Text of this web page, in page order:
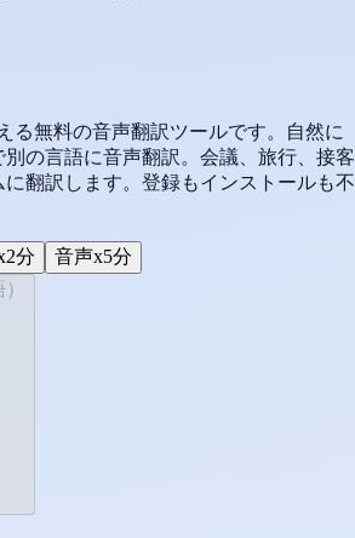
る無料の音声翻訳ツールです。自然に
の言語に音声翻訳。会議、旅行、接客
翻訳します。登録もインストールも不
分 音声x5分